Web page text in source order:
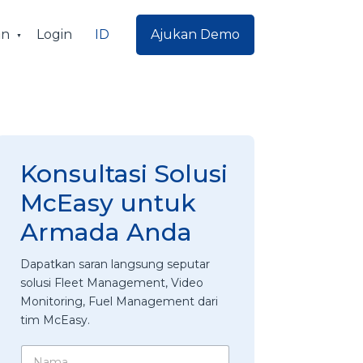
Login ID Ajukan Demo
Konsultasi Solusi
McEasy untuk
Armada Anda
Dapatkan saran langsung seputar
solusi Fleet Management, Video
Monitoring, Fuel Management dari
tim McEasy.
N